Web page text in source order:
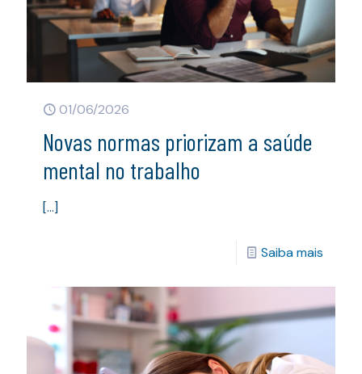
01/06/2026
Novas normas priorizam a saúde
mental no trabalho
[…]
Saiba mais